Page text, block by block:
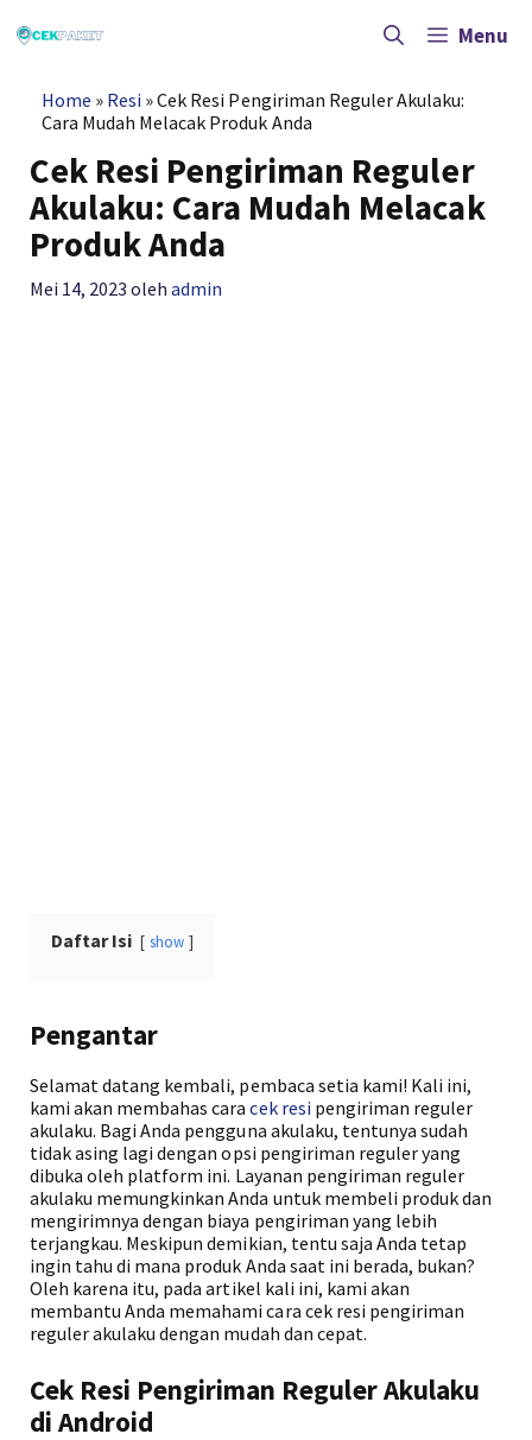
ke
Menu
Home » Resi »Cek Resi Pengiriman Reguler Akulaku:
Cara Mudah Melacak Produk Anda
Cek Resi Pengiriman Reguler
Akulaku: Cara Mudah Melacak
Produk Anda
Mei 14, 2023 olehadmin
Daftar Isi show
Pengantar
Selamat datang kembali, pembaca setia kami! Kali ini,
kami akan membahas caracek resi pengiriman reguler
akulaku. Bagi Anda pengguna akulaku, tentunya sudah
tidak asing lagi dengan opsi pengiriman reguler yang
dibuka oleh platform ini. Layanan pengiriman reguler
akulaku memungkinkan Anda untuk membeli produk dan
mengirimnya dengan biaya pengiriman yang lebih
terjangkau. Meskipun demikian, tentu saja Anda tetap
ingin tahu di mana produk Anda saat ini berada, bukan?
Oleh karena itu, pada artikel kali ini, kami akan
membantu Anda memahami cara cek resi pengiriman
reguler akulaku dengan mudah dan cepat.
Cek Resi Pengiriman Reguler Akulaku
di Android